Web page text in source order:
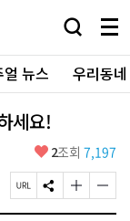
검
창
열
기
메
뉴
전
체
보
얼 뉴스 우리동
세요!
좋
요
2조회 7,197
페
이
S
N
글
자
글
자